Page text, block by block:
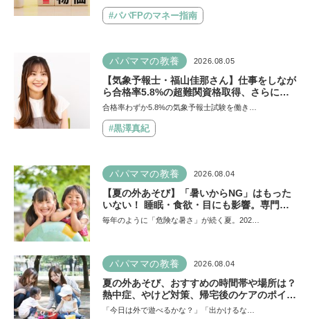
#パパFPのマネー指南
パパママの教養 2026.08.05
【気象予報士・福山佳那さん】仕事をしなが
ら合格率5.8%の超難関資格取得、さらに東
大大学院へ。「安心できる場所」をつくって
合格率わずか5.8%の気象予報士試験を働き…
#黒澤真紀
パパママの教養 2026.08.04
【夏の外あそび】「暑いからNG」はもった
いない！ 睡眠・食欲・目にも影響。専門家
に教わる屋外のメリットと、猛暑日の室内あ
毎年のように「危険な暑さ」が続く夏。202…
パパママの教養 2026.08.04
夏の外あそび、おすすめの時間帯や場所は？
熱中症、やけど対策、帰宅後のケアのポイン
トも【専門家監修】
「今日は外で遊べるかな？」「出かけるな…